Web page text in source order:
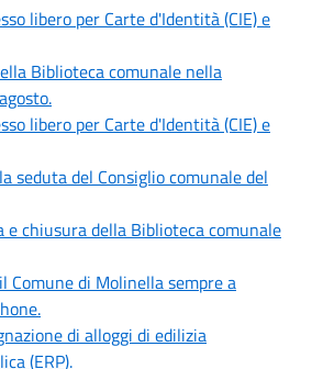
libero per Carte d'Identità (CIE) e
Biblioteca comunale nella
libero per Carte d'Identità (CIE) e
seduta del Consiglio comunale del
e chiusura della Biblioteca comunale
Comune di Molinella sempre a
di alloggi di edilizia
(ERP).